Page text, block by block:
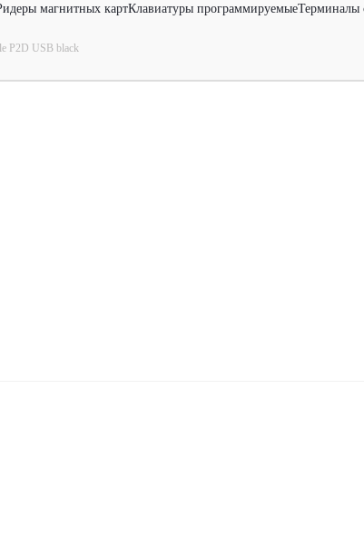
магнитных картКлавиатуры программируемыеТерминалы
P2D USB black